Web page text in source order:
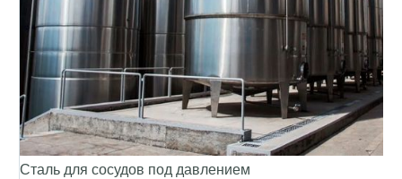
Сталь для сосудов под давлением